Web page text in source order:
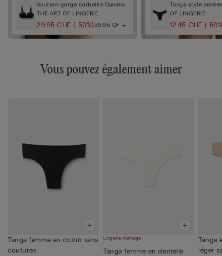
Soutien-gorge corbeille Daniela
THE ART OF LINGERIE
29.95 CHF (-50%)59.95 CHF
Tanga style
OF LINGERIE
12.45 CHF (-
Vous pouvez également aimer
Tanga femme en coton sans
coutures
Lingerie mariage
Tanga femme en dentelle
Tanga
léger